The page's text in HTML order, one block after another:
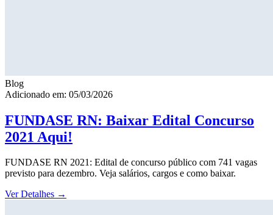
Blog
Adicionado em: 05/03/2026
FUNDASE RN: Baixar Edital Concurso
2021 Aqui!
FUNDASE RN 2021: Edital de concurso público com 741 vagas
previsto para dezembro. Veja salários, cargos e como baixar.
Ver Detalhes →